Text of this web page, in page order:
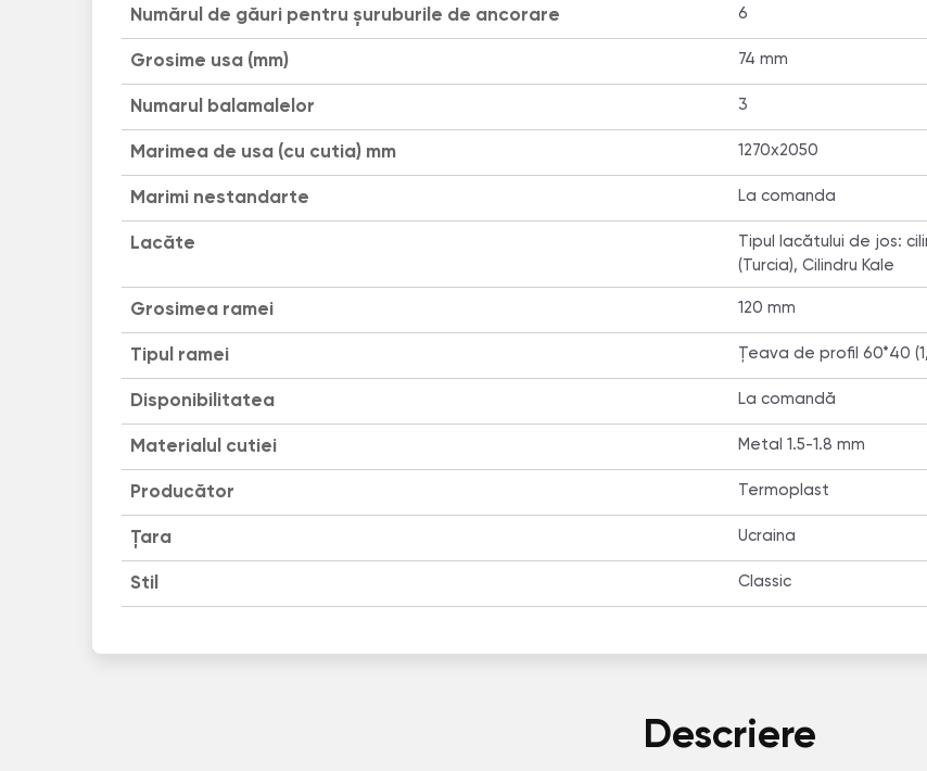
Numărul de găuri pentru șuruburile de ancorare 6
Grosime usa (mm) 74 mm
Numarul balamalelor 3
Marimea de usa (cu cutia) mm 1270х2050
Marimi nestandarte La comanda
Lacăte
Tipul lacătului de jos:
(Turcia), Cilindru Kale
Grosimea ramei 120 mm
Tipul ramei Țeava de profil 60*40
Disponibilitatea La comandă
Materialul cutiei Metal 1.5-1.8 mm
Producător Termoplast
Țara Ucraina
Stil Classic
Descriere